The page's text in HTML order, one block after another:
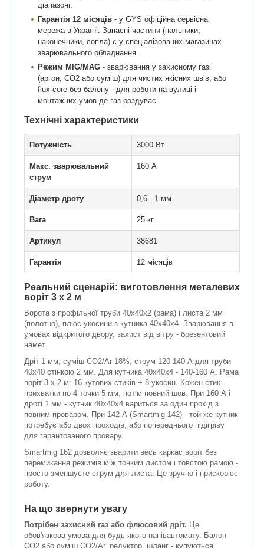
діапазоні.
Гарантія 12 місяців - у GYS офіційна сервісна
мережа в Україні. Запасні частини (пальники,
наконечники, сопла) є у спеціалізованих магазинах
зварювального обладнання.
Режим MIG/MAG - зварювання у захисному газі
(аргон, CO2 або суміш) для чистих якісних швів, або
flux-core без балону - для роботи на вулиці і
монтажних умов де газ роздуває.
Технічні характеристики
Потужність 3000 Вт
Макс. зварювальний
струм
160 А
Діаметр дроту 0,6 - 1 мм
Вага 25 кг
Артикул 38681
Гарантія 12 місяців
Реальний сценарій: виготовлення металевих
воріт 3 х 2 м
Ворота з профільної труби 40х40х2 (рама) і листа 2 мм
(полотно), плюс укосини з кутника 40х40х4. Зварювання в
умовах відкритого двору, захист від вітру - брезентовий
намет.
Дріт 1 мм, суміш CO2/Ar 18%, струм 120-140 А для труби
40х40 стінкою 2 мм. Для кутника 40х40х4 - 140-160 А. Рама
воріт 3 х 2 м: 16 кутових стиків + 8 укосин. Кожен стик -
прихватки по 4 точки 5 мм, потім повний шов. При 160 А і
дроті 1 мм - кутник 40х40х4 вариться за один прохід з
повним проваром. При 142 А (Smartmig 142) - той же кутник
потребує або двох проходів, або попереднього підігріву
для гарантованого провару.
Smartmig 162 дозволяє зварити весь каркас воріт без
перемикання режимів між тонким листом і товстою рамою -
просто зменшуєте струм для листа. Це зручно і прискорює
роботу.
На що звернути увагу
Потрібен захисний газ або флюсовий дріт. Це
обов'язкова умова для будь-якого напівавтомату. Балон
CO2 або суміш CO2/Ar, редуктор, шланг - купуються